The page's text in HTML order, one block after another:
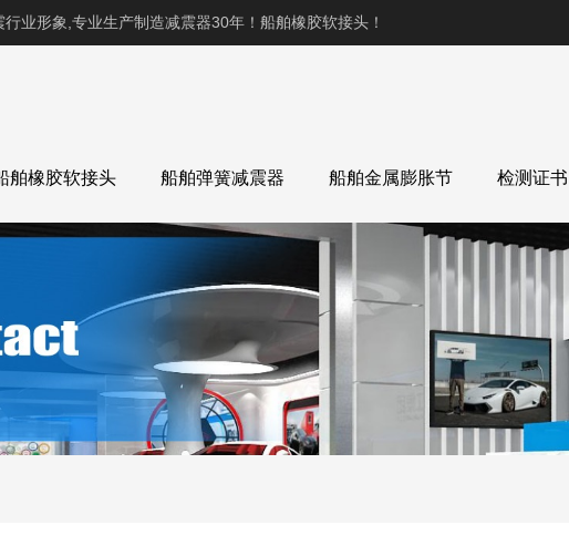
业形象,专业生产制造减震器30年！船舶橡胶软接头！
舶橡胶软接头 船舶弹簧减震器 船舶金属膨胀节 检测证书